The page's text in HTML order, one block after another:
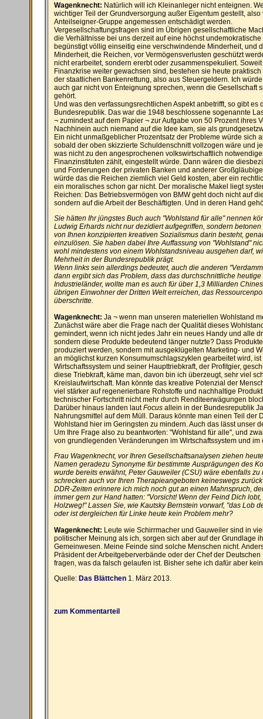
Wagenknecht: Natürlich will ich Kleinanleger nicht enteignen.
wichtiger Teil der Grundversorgung außer Eigentum gestellt,
Anteilseigner-Gruppe angemessen entschädigt werden.
Vergesellschaftungsfragen sind im Übrigen gesellschaftliche
die Verhältnisse bei uns derzeit auf eine höchst
begünstigt völlig einseitig eine verschwindende Minderheit, und
Minderheit, die Reichen, vor Vermögensverlusten geschützt
nicht erarbeitet, sondern ererbt oder zusammenspekuliert.
Finanzkrise weiter gewachsen sind, bestehen sie heute
der staatlichen Bankenrettung, also aus Steuergeldern. Ich
auch gar nicht von Enteignung sprechen, wenn die Gesellschaft
gehört.
Und was den verfassungsrechtlichen Aspekt anbetrifft, so gibt
Bundesrepublik. Das war die 1948 beschlossene sogenannte
¬ zumindest auf dem Papier ¬ zur Aufgabe von 50 Prozent ihres
Nachhinein auch niemand auf die Idee kam, sie als
Ein nicht unmaßgeblicher Prozentsatz der Probleme würde sich
sobald der oben skizzierte Schuldenschnitt vollzogen wäre und
was nicht zu den angesprochenen volkswirtschaftlich
Finanzinstituten zählt, eingestellt würde. Dann wären die
und Forderungen der privaten Banken und anderer
würde das die Reichen ziemlich viel Geld kosten, aber ein
ein moralisches schon gar nicht. Der moralische Makel liegt
Reichen: Das Betriebsvermögen von BMW geht doch nicht auf
sondern auf die Arbeit der Beschäftigten. Und in deren Hand
Sie hätten Ihr jüngstes Buch auch "Wohlstand für alle" nennen
Ludwig Erhards nicht nur dezidiert aufgegriffen, sondern
von Ihnen konzipierten kreativen Sozialismus darin besteht,
einzulösen. Sie haben dabei Ihre Auffassung von "Wohlstand"
wohl mindestens von einem Wohlstandsniveau ausgehen darf,
Mehrheit in der Bundesrepublik prägt.
Wenn links sein allerdings bedeutet, auch die anderen
dann ergibt sich das Problem, dass das durchschnittliche
Industrieländer, wollte man es auch für über 1,3 Milliarden
übrigen Einwohner der Dritten Welt erreichen, das
überschritte.
Wagenknecht: Ja ¬ wenn man unseren materiellen Wohlstand
Zunächst wäre aber die Frage nach der Qualität dieses
gemindert, wenn ich nicht jedes Jahr ein neues Handy und alle
sondern diese Produkte bedeutend länger nutzte? Dass
produziert werden, sondern mit ausgeklügelten Marketing- und
an möglichst kurzen Konsumumschlagszyklen gearbeitet wird,
Wirtschaftssystem und seiner Haupttriebkraft, der Profitgier,
diese Triebkraft, käme man, davon bin ich überzeugt, sehr viel
Kreislaufwirtschaft. Man könnte das kreative Potenzial der
viel stärker auf regenerierbare Rohstoffe und nachhaltige
technischer Fortschritt nicht mehr durch Renditeerwägungen
Darüber hinaus landen lautFocus allein in der Bundesrepublik
Nahrungsmittel auf dem Müll. Daraus könnte man einen Teil der
Wohlstand hier im Geringsten zu mindern. Auch das lässt unser
Um Ihre Frage also zu beantworten: "Wohlstand für alle", und
von grundlegenden Veränderungen im Wirtschaftssystem und
Frau Wagenknecht, vor Ihren Gesellschaftsanalysen ziehen
Namen geradezu Synonyme für bestimmte Ausprägungen des
wurde bereits erwähnt, Peter Gauweiler (CSU) wäre ebenfalls
schrecken auch vor Ihren Therapieangeboten keineswegs
DDR-Zeiten erinnere ich mich noch gut an einen Mahnspruch,
immer gern zur Hand hatten: "Vorsicht! Wenn der Feind Dich
Holzweg!" Lassen Sie, wie Kautsky Bernstein vorwarf, "das Lob
oder ist dergleichen für Linke heute kein Problem mehr?
Wagenknecht: Leute wie Schirrmacher und Gauweiler sind in
politischer Meinung als ich, sorgen sich aber auf der Grundlage
Gemeinwesen. Meine Feinde sind solche Menschen nicht.
Präsident der Arbeitgeberverbände oder der Chef der
fragen, was da falsch gelaufen ist. Bisher sehe ich dafür aber
Quelle: Das Blättchen 1. März 2013.
zum Kommentarteil